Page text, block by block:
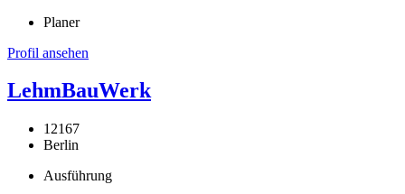
Planer
Profil ansehen
LehmBauWerk
12167
Berlin
Ausführung